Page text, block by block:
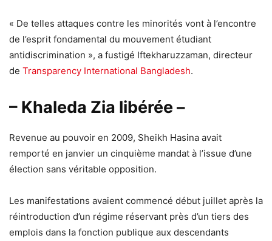
« De telles attaques contre les minorités vont à l’encontre
de l’esprit fondamental du mouvement étudiant
antidiscrimination », a fustigé Iftekharuzzaman, directeur
de Transparency International Bangladesh.
– Khaleda Zia libérée –
Revenue au pouvoir en 2009, Sheikh Hasina avait
remporté en janvier un cinquième mandat à l’issue d’une
élection sans véritable opposition.
Les manifestations avaient commencé début juillet après la
réintroduction d’un régime réservant près d’un tiers des
emplois dans la fonction publique aux descendants